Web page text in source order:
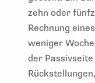
zehn oder
Rechnung
weniger
der